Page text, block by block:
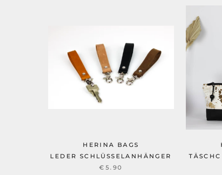
HERINA BAGS
LEDER SCHLÜSSELANHÄNGER
€5.90